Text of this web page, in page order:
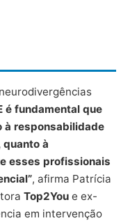
é fundamental que
à responsabilidade
à
esses profissionais
, afirma Patrícia
Top2You e ex-
em intervenção